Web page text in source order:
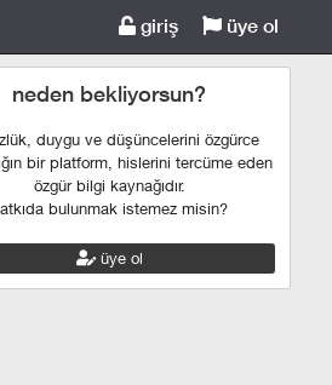
giriş üye ol
neden bekliyorsun?
duygu ve düşüncelerini özgürce
bir platform, hislerini tercüme eden
özgür bilgi kaynağıdır.
bulunmak istemez misin?
üye ol